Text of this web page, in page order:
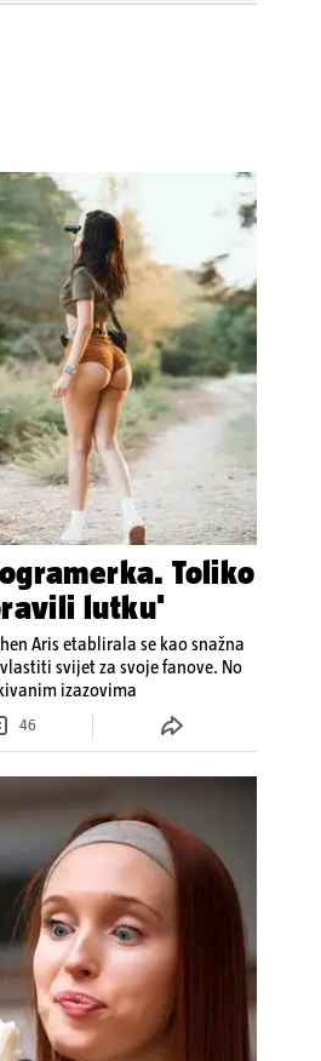
Toliko
lutku'
Aris etablirala se kao snažna
svijet za svoje fanove. No
izazovima
46